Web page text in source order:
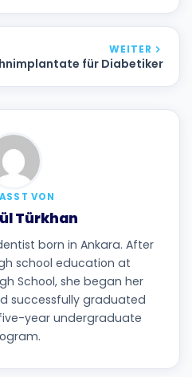
WEITER
für Diabetiker
VON
Türkhan
born in Ankara. After
school education at
School, she began her
successfully graduated
year undergraduate